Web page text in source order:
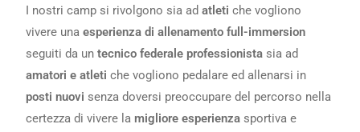
I nostri camp si rivolgono sia adatleti che vogliono
vivere unaesperienza di allenamento full-immersion
seguiti da untecnico federale professionista sia ad
amatori e atleti che vogliono pedalare ed allenarsi in
posti nuovi senza doversi preoccupare del percorso nella
certezza di vivere la migliore esperienza sportiva e